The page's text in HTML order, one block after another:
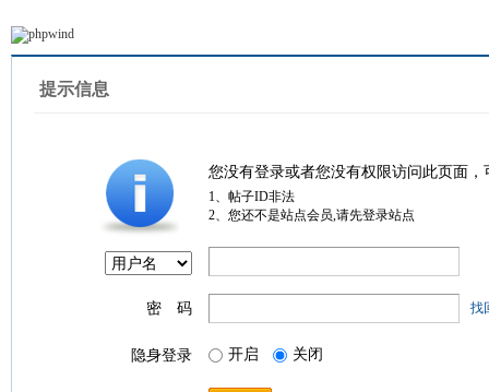
提示信息
您没有登录或者您没有权限访问此页面
1、帖子ID非法
2、您还不是站点会员,请先登录站点
密 码 找
隐身登录 开启 关闭